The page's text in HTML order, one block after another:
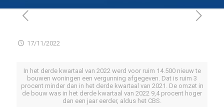
17/11/2022
In het derde kwartaal van 2022 werd voor ruim 14.500 nieuw te
bouwen woningen een vergunning afgegeven. Dat is ruim 3
procent minder dan in het derde kwartaal van 2021. De omzet in
de bouw was in het derde kwartaal van 2022 9,4 procent hoger
dan een jaar eerder, aldus het CBS.